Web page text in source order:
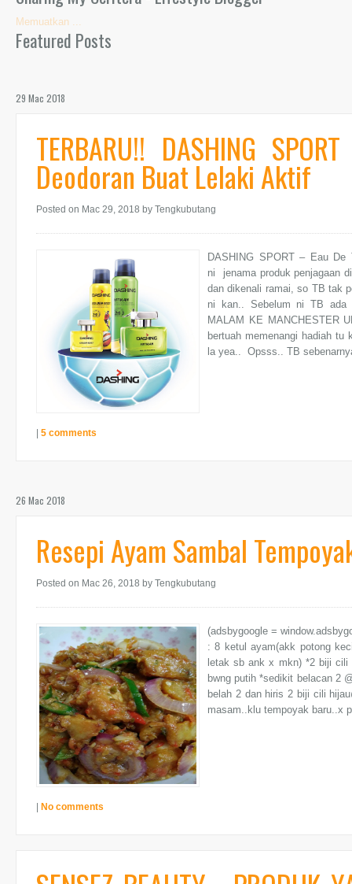
Memuatkan ...
Featured Posts
29 Mac 2018
TERBARU!! DASHING
Deodoran Buat Lelaki Aktif
Posted on Mac 29, 2018 by Tengkubutang
DASHING SPORT – Eau De
ni jenama produk penjagaan
dan dikenali ramai, so TB tak
ni kan.. Sebelum ni TB ada
MALAM KE MANCHESTER
bertuah memenangi hadiah tu
la yea.. Opsss.. TB
| 5 comments
26 Mac 2018
Resepi Ayam Sambal
Posted on Mac 26, 2018 by Tengkubutang
(adsbygoogle =
: 8 ketul ayam(akk potong
letak sb ank x mkn) *2 biji cili
bwng putih *sedikit belacan 2
belah 2 dan hiris 2 biji cili
masam..klu tempoyak baru..x
| No comments